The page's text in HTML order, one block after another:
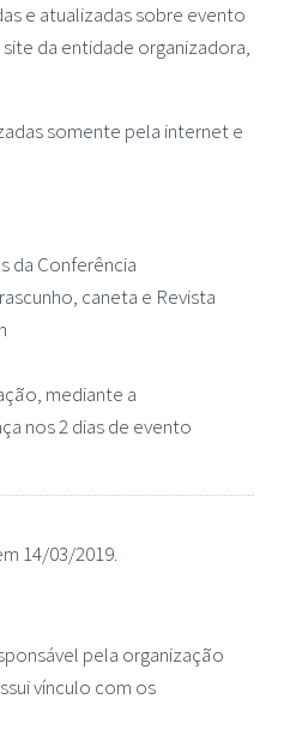
e atualizadas sobre evento
da entidade organizadora,
somente pela internet e
da Conferência
caneta e Revista
mediante a
nos 2 dias de evento
14/03/2019.
pela organização
vínculo com os